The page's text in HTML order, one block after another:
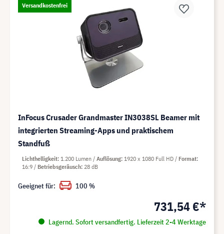
Versandkostenfrei
InFocus Crusader Grandmaster IN3038SL Beamer mit
integrierten Streaming-Apps und praktischem
Standfuß
731,54 €*
Lagernd. Sofort versandfertig. Lieferzeit 2-4 Werktage
Lichthelligkeit 1.200 Lumen Auflösung 1920 x 1080 Full HD
Format
16:9
Betriebsgeräusch 28 dB
Geeignet für: 100 %